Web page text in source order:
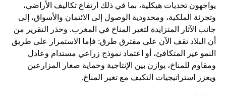
يواجهون تحديات هيكلية، بما في ذلك ارتفاع تكاليف الأراضي،
وتجزئة الملكية، ومحدودية الوصول إلى الائتمان والأسواق، إلى
جانب الآثار المتزايدة لتغير المناخ في المغرب. وحذر التقرير من
أن البلاد تقف الآن على مفترق طرق: فإما الاستمرار على طريق
النمو غير المتكافئ، أو اعتماد نموذج زراعي مستدام وعادل
ومقاوم للمناخ، يوازن بين الإنتاجية وحماية صغار المزارعين
ويعزز استراتيجيات التكيف مع تغير المناخ.